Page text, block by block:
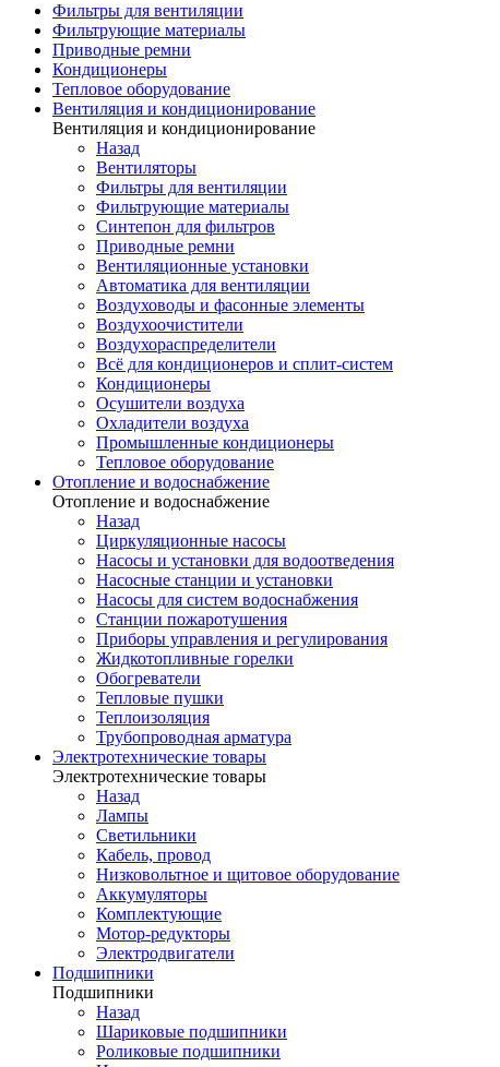
Фильтры для вентиляции
Фильтрующие материалы
Приводные ремни
Кондиционеры
Тепловое оборудование
Вентиляция и кондиционирование
Вентиляция и кондиционирование
Назад
Вентиляторы
Фильтры для вентиляции
Фильтрующие материалы
Синтепон для фильтров
Приводные ремни
Вентиляционные установки
Автоматика для вентиляции
Воздуховоды и фасонные элементы
Воздухоочистители
Воздухораспределители
Всё для кондиционеров и сплит-систем
Кондиционеры
Осушители воздуха
Охладители воздуха
Промышленные кондиционеры
Тепловое оборудование
Отопление и водоснабжение
Отопление и водоснабжение
Назад
Циркуляционные насосы
Насосы и установки для водоотведения
Насосные станции и установки
Насосы для систем водоснабжения
Станции пожаротушения
Приборы управления и регулирования
Жидкотопливные горелки
Обогреватели
Тепловые пушки
Теплоизоляция
Трубопроводная арматура
Электротехнические товары
Электротехнические товары
Назад
Лампы
Светильники
Кабель, провод
Низковольтное и щитовое оборудование
Аккумуляторы
Комплектующие
Мотор-редукторы
Электродвигатели
Подшипники
Подшипники
Назад
Шариковые подшипники
Роликовые подшипники